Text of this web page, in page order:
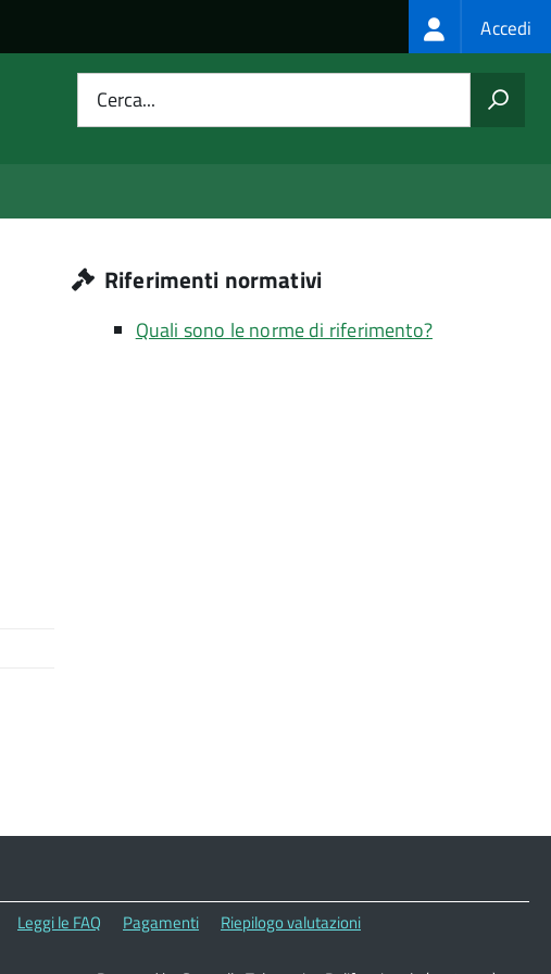
Login
menu
Accedi
Cerca...
Riferimenti normativi
Quali sono le norme di riferimento?
Leggi le FAQ Pagamenti
Riepilogo valutazioni